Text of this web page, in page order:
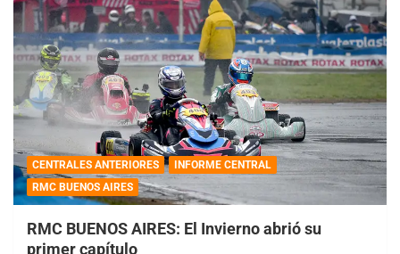
CENTRALES ANTERIORES
INFORME CENTRAL
RMC BUENOS AIRES
RMC BUENOS AIRES: El Invierno abrió su
primer capítulo